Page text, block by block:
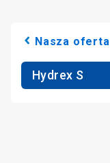
Nasza oferta
Hydrex S